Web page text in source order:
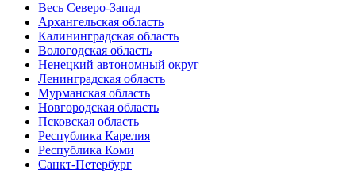
Весь Северо-Запад
Архангельская область
Калининградская область
Вологодская область
Ненецкий автономный округ
Ленинградская область
Мурманская область
Новгородская область
Псковская область
Республика Карелия
Республика Коми
Санкт-Петербург